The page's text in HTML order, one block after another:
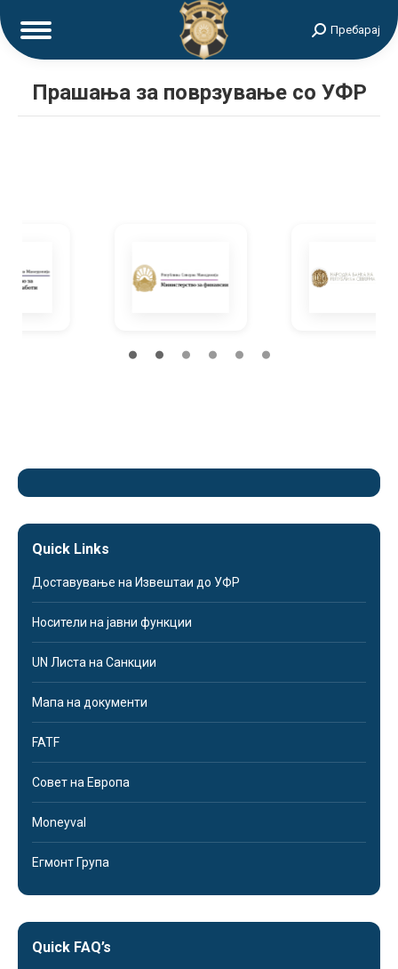
Search:Пребарај
Прашања за поврзување со УФР
Quick Links
Доставување на Извештаи до УФР
Носители на јавни функции
UN Листа на Санкции
Мапа на документи
FATF
Совет на Европа
Moneyval
Егмонт Група
Quick FAQ’s